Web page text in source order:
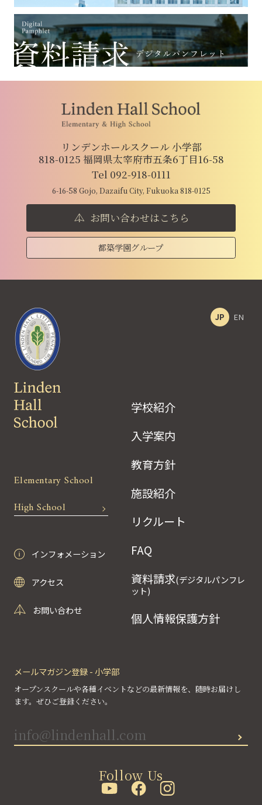
リンデンホールスクール 小学部
818-0125 福岡県太宰府市五条6丁目16-58
Tel 092-918-0111
6-16-58 Gojo, Dazaifu City, Fukuoka 818-0125
お問い合わせはこちら
都築学園グループ
Elementary School
High School
JP EN
学校紹介
入学案内
教育方針
施設紹介
リクルート
FAQ
資料請求(デジタルパンフレ
ット)
個人情報保護方針
インフォメーション
アクセス
お問い合わせ
メールマガジン登録 - 小学部
オープンスクールや各種イベントなどの最新情報を、随時お届けし
ます。ぜひご登録ください。
Follow Us